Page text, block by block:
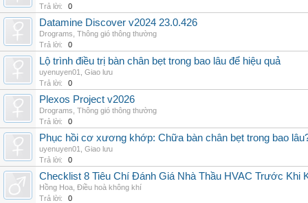
Trả lời:
0
Datamine Discover v2024 23.0.426
Drograms Thông gió thông thường
Trả lời:
0
Lộ trình điều trị bàn chân bẹt trong bao lâu để hiệu quả
uyenuyen01
Giao lưu
Trả lời:
0
Plexos Project v2026
Drograms Thông gió thông thường
Trả lời:
0
Phục hồi cơ xương khớp: Chữa bàn chân bẹt trong bao
uyenuyen01
Giao lưu
Trả lời:
0
Checklist 8 Tiêu Chí Đánh Giá Nhà Thầu HVAC Trước Khi
Hồng Hoa Điều hoà không khí
Trả lời:
0